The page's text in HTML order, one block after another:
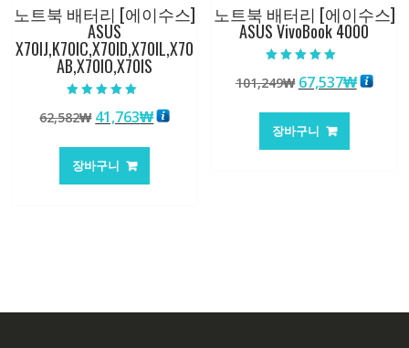
노트북 배터리 [에이수스]
ASUS
X70IJ,K70IC,X70ID,X70IL,X70
AB,X70IO,X70IS
5.00
로 평가됨
62,582₩ 원
가
격:
41,763₩현
장바구니
노트북 배터리 [에이수스]
ASUS VivoBook 4000
5.00
로 평가됨
101,249₩ 원
가
격:
67,537₩현
장바구니